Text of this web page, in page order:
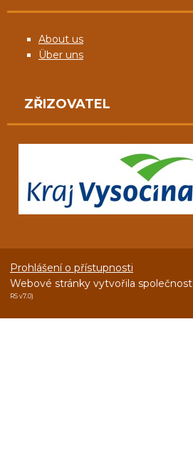
About us
Über uns
ZŘIZOVATEL
Prohlášení o přístupnosti
Webové stránky vytvořila společnost
RS v7.0)